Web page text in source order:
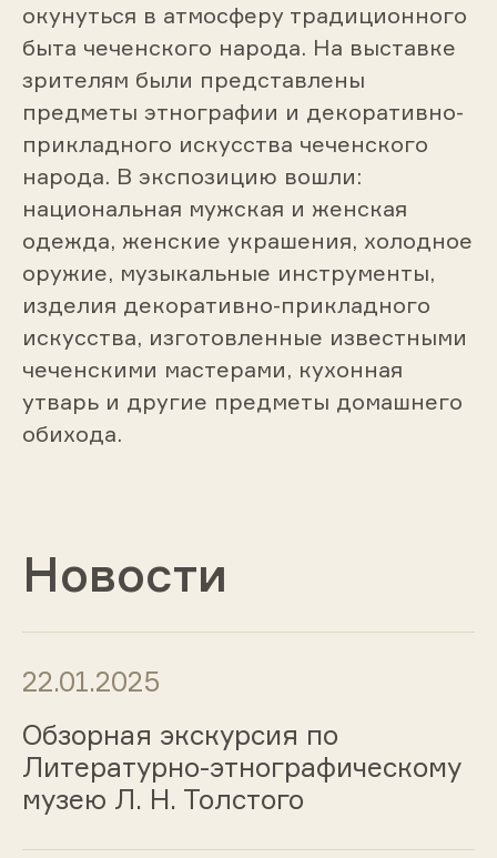
окунуться в атмосферу традиционного
быта чеченского народа. На выставке
зрителям были представлены
предметы этнографии и декоративно-
прикладного искусства чеченского
народа. В экспозицию вошли:
национальная мужская и женская
одежда, женские украшения, холодное
оружие, музыкальные инструменты,
изделия декоративно-прикладного
искусства, изготовленные известными
чеченскими мастерами, кухонная
утварь и другие предметы домашнего
обихода.
Новости
22.01.2025
Обзорная экскурсия по
Литературно-этнографическому
музею Л. Н. Толстого